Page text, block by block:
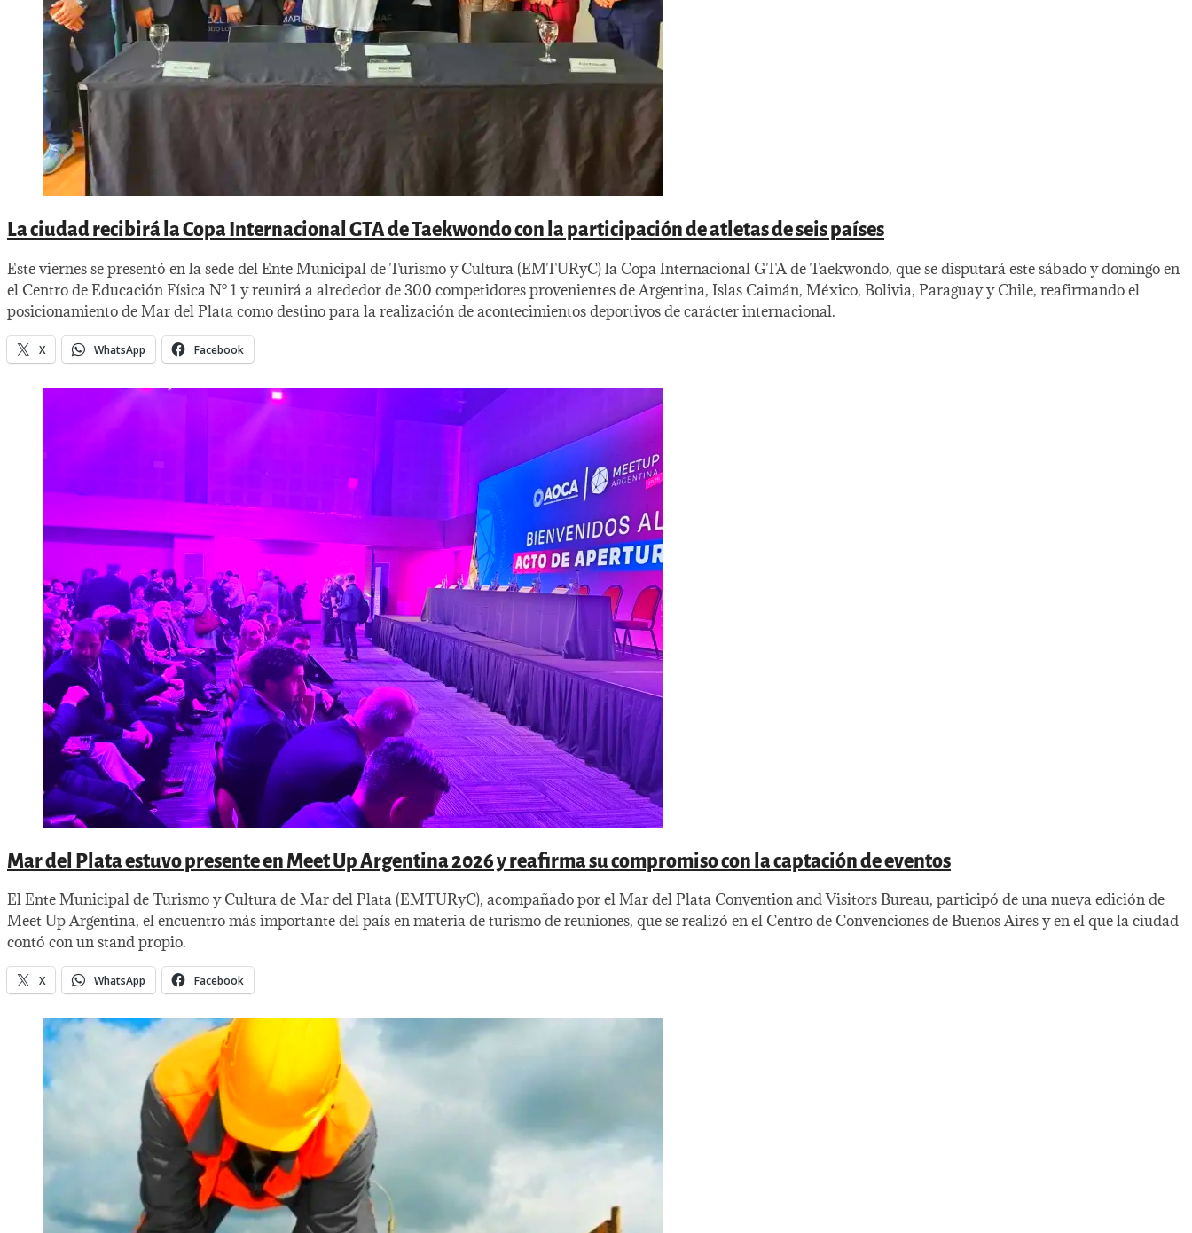
La ciudad recibirá la Copa Internacional GTA de Taekwondo con la participación de atletas de seis países
Este viernes se presentó en la sede del Ente Municipal de Turismo y Cultura (EMTURyC) la Copa Internacional GTA de Taekwondo, que se disputará este sábado y domingo en
el Centro de Educación Física N° 1 y reunirá a alrededor de 300 competidores provenientes de Argentina, Islas Caimán, México, Bolivia, Paraguay y Chile, reafirmando el
posicionamiento de Mar del Plata como destino para la realización de acontecimientos deportivos de carácter internacional.
X WhatsApp Facebook
Mar del Plata estuvo presente en Meet Up Argentina 2026 y reafirma su compromiso con la captación de eventos
El Ente Municipal de Turismo y Cultura de Mar del Plata (EMTURyC), acompañado por el Mar del Plata Convention and Visitors Bureau, participó de una nueva edición de
Meet Up Argentina, el encuentro más importante del país en materia de turismo de reuniones, que se realizó en el Centro de Convenciones de Buenos Aires y en el que la ciudad
contó con un stand propio.
X WhatsApp Facebook